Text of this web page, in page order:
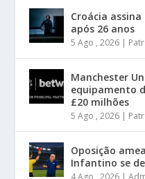
Croácia
após 26 anos
5 Ago , 2026 |
Manchester
equipamento
£20 milhões
5 Ago , 2026 |
Oposição
Infantino se
4 Ago , 2026 |